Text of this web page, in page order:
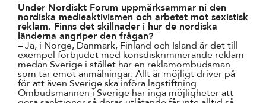
Under Nordiskt Forum uppmärksammar ni den
nordiska medieaktivismen och arbetet mot sexistisk
reklam. Finns det skillnader i hur de nordiska
länderna angriper den frågan?
– Ja, i Norge, Danmark, Finland och Island är det till
exempel förbjudet med könsdiskriminerande reklam
medan Sverige i stället har en reklamombudsman
som tar emot anmälningar. Allt är möjligt driver på
för att även Sverige ska införa lagstiftning.
Ombudsmannen i Sverige har inga möjligheter att